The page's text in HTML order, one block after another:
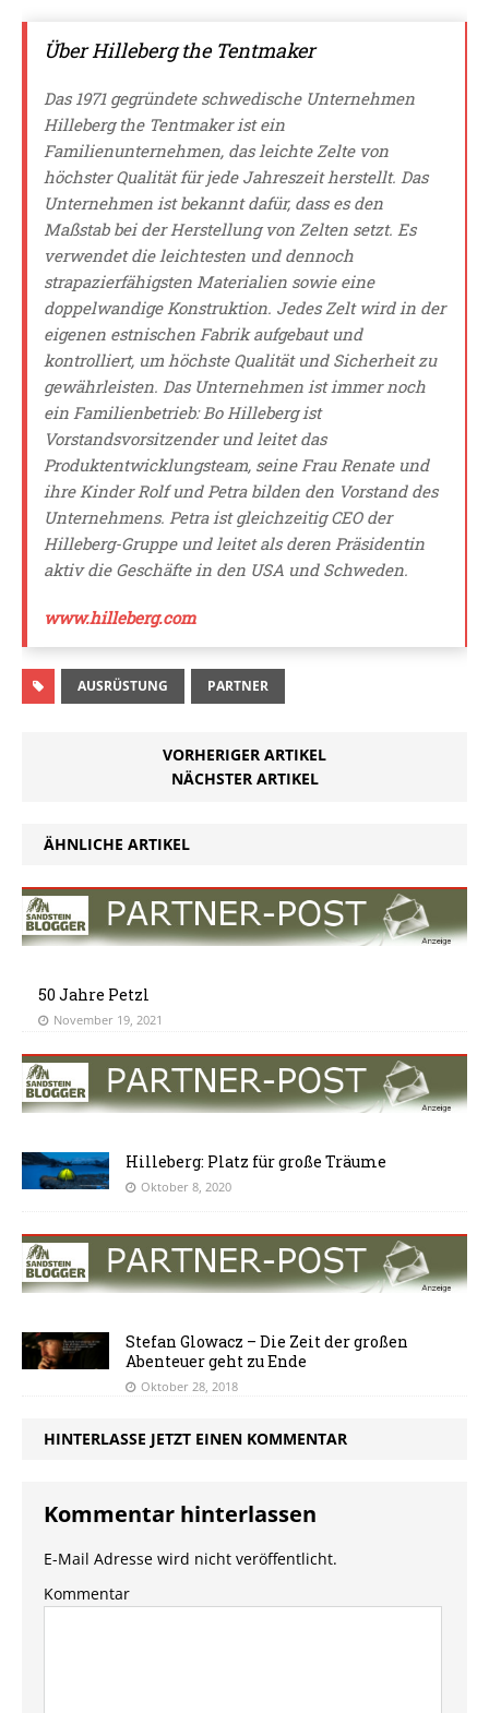
Über Hilleberg the Tentmaker
Das 1971 gegründete schwedische Unternehmen
Hilleberg the Tentmaker ist ein
Familienunternehmen, das leichte Zelte von
höchster Qualität für jede Jahreszeit herstellt. Das
Unternehmen ist bekannt dafür, dass es den
Maßstab bei der Herstellung von Zelten setzt. Es
verwendet die leichtesten und dennoch
strapazierfähigsten Materialien sowie eine
doppelwandige Konstruktion. Jedes Zelt wird in der
eigenen estnischen Fabrik aufgebaut und
kontrolliert, um höchste Qualität und Sicherheit zu
gewährleisten. Das Unternehmen ist immer noch
ein Familienbetrieb: Bo Hilleberg ist
Vorstandsvorsitzender und leitet das
Produktentwicklungsteam, seine Frau Renate und
ihre Kinder Rolf und Petra bilden den Vorstand des
Unternehmens. Petra ist gleichzeitig CEO der
Hilleberg-Gruppe und leitet als deren Präsidentin
aktiv die Geschäfte in den USA und Schweden.
www.hilleberg.com
AUSRÜSTUNG PARTNER
VORHERIGER ARTIKEL
NÄCHSTER ARTIKEL
ÄHNLICHE ARTIKEL
50 Jahre Petzl
November 19, 2021
Hilleberg: Platz für große Träume
Oktober 8, 2020
Stefan Glowacz – Die Zeit der großen
Abenteuer geht zu Ende
Oktober 28, 2018
HINTERLASSE JETZT EINEN KOMMENTAR
Kommentar hinterlassen
E-Mail Adresse wird nicht veröffentlicht.
Kommentar